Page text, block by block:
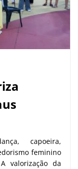
capoeira,
feminino
valorização da